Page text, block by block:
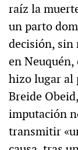
raíz la
un parto
decisión, sin
en
hizo lugar al
Breide
imputación
transmitir